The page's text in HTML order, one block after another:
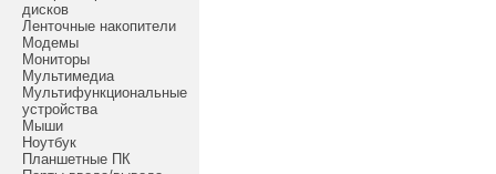
дисков
Ленточные накопители
Модемы
Мониторы
Мультимедиа
Мультифункциональные
устройства
Мыши
Ноутбук
Планшетные ПК